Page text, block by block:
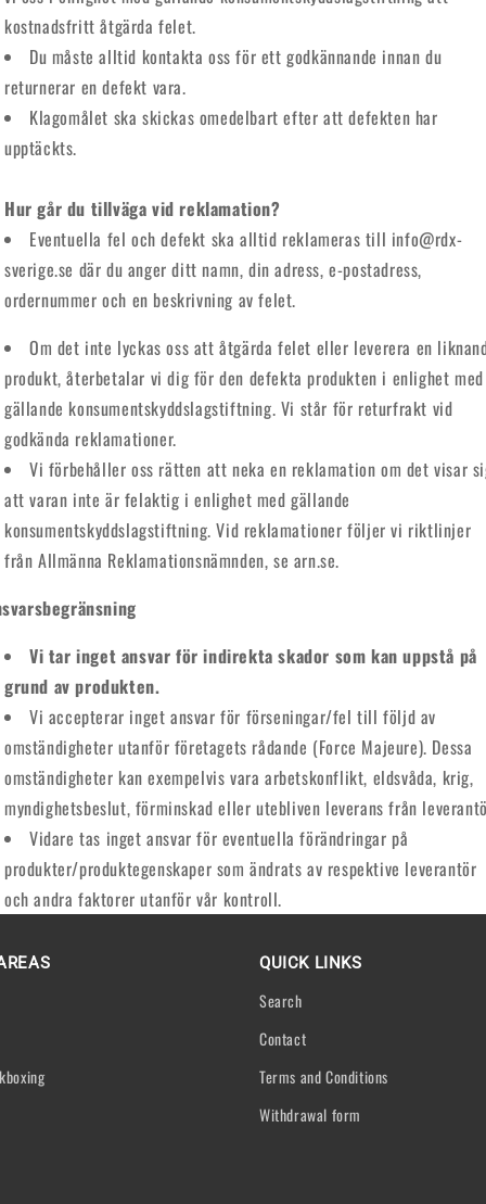
kostnadsfritt åtgärda felet.
Du måste alltid kontakta oss för ett godkännande innan du
returnerar en defekt vara.
Klagomålet ska skickas omedelbart efter att defekten har
upptäckts.
Hur går du tillväga vid reklamation?
Eventuella fel och defekt ska alltid reklameras till info@rdx-
sverige.se där du anger ditt namn, din adress, e-postadress,
ordernummer och en beskrivning av felet.
Om det inte lyckas oss att åtgärda felet eller leverera en
produkt, återbetalar vi dig för den defekta produkten i enlighet med
gällande konsumentskyddslagstiftning. Vi står för returfrakt vid
godkända reklamationer.
Vi förbehåller oss rätten att neka en reklamation om det visar
att varan inte är felaktig i enlighet med gällande
konsumentskyddslagstiftning. Vid reklamationer följer vi riktlinjer
från Allmänna Reklamationsnämnden, se arn.se.
änsning
Vi tar inget ansvar för indirekta skador som kan uppstå på
grund av produkten.
Vi accepterar inget ansvar för förseningar/fel till följd av
omständigheter utanför företagets rådande (Force Majeure). Dessa
omständigheter kan exempelvis vara arbetskonflikt, eldsvåda, krig,
myndighetsbeslut, förminskad eller utebliven leverans från
Vidare tas inget ansvar för eventuella förändringar på
produkter/produktegenskaper som ändrats av respektive leverantör
och andra faktorer utanför vår kontroll.
QUICK LINKS
Search
Contact
Terms and Conditions
Withdrawal form